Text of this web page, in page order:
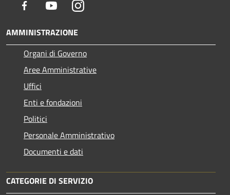
Facebook YoutubeInstagram
AMMINISTRAZIONE
Organi di Governo
Aree Amministrative
Uffici
Enti e fondazioni
Politici
Personale Amministrativo
Documenti e dati
CATEGORIE DI SERVIZIO